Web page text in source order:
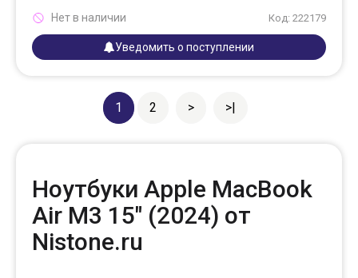
Код: 222179
Нет в наличии
Уведомить о поступлении
1 2 > >|
Ноутбуки Apple MacBook
Air M3 15" (2024) от
Nistone.ru